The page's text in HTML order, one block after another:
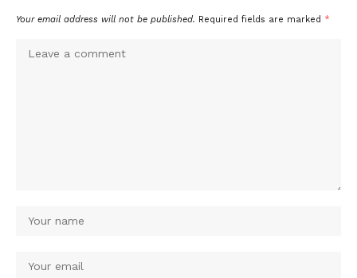
Your email address will not be published. Required fields are marked *